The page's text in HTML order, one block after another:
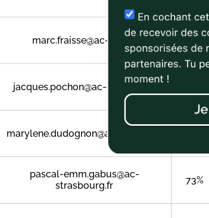
marc.fraisse@ac-lyon.fr 71%
jacques.pochon@ac-grenoble.fr
marylene.dudognon@ac-poitiers.fr
pascal-emm.gabus@ac-
strasbourg.fr
73%